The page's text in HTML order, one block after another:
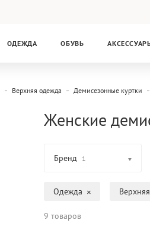
ОДЕЖДА ОБУВЬ
Верхняя одежда Демисезонные куртки
Женские
Бренд 1
Одежда
9 товаров